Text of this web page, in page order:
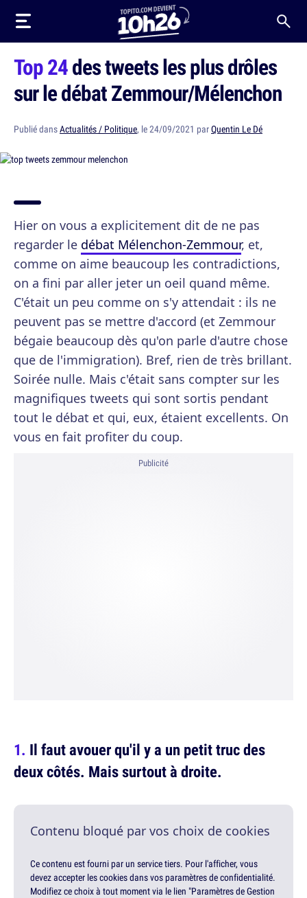
Top 24des tweets les plus drôles
sur le débat Zemmour/Mélenchon
Publié dansActualités / Politique, le 24/09/2021 parQuentin Le Dé
Hier on vous a explicitement dit de ne pas
regarder le débat Mélenchon-Zemmour, et,
comme on aime beaucoup les contradictions,
on a fini par aller jeter un oeil quand même.
C'était un peu comme on s'y attendait : ils ne
peuvent pas se mettre d'accord (et Zemmour
bégaie beaucoup dès qu'on parle d'autre chose
que de l'immigration). Bref, rien de très brillant.
Soirée nulle. Mais c'était sans compter sur les
magnifiques tweets qui sont sortis pendant
tout le débat et qui, eux, étaient excellents. On
vous en fait profiter du coup.
Publicité
Il faut avouer qu'il y a un petit truc des
deux côtés. Mais surtout à droite.
Contenu bloqué par vos choix de cookies
Ce contenu est fourni par un service tiers. Pour l'afficher, vous
devez accepter les cookies dans vos paramètres de confidentialité.
Modifiez ce choix à tout moment via le lien "Paramètres de Gestion